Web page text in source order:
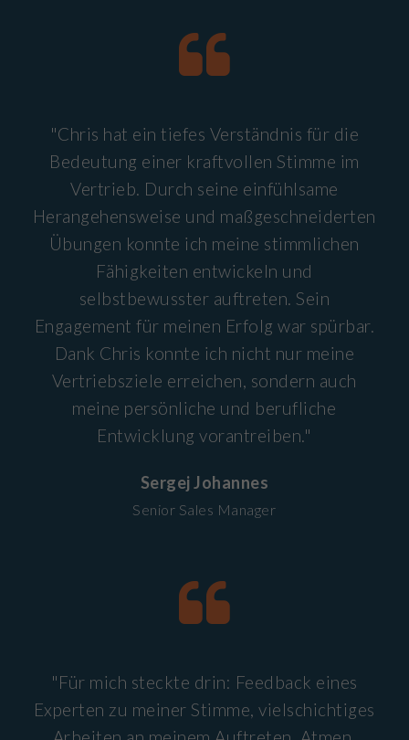
"Chris hat ein tiefes Verständnis für die
Bedeutung einer kraftvollen Stimme im
Vertrieb. Durch seine einfühlsame
Herangehensweise und maßgeschneiderten
Übungen konnte ich meine stimmlichen
Fähigkeiten entwickeln und
selbstbewusster auftreten. Sein
Engagement für meinen Erfolg war spürbar.
Dank Chris konnte ich nicht nur meine
Vertriebsziele erreichen, sondern auch
meine persönliche und berufliche
Entwicklung vorantreiben."
Sergej Johannes
Senior Sales Manager
"Für mich steckte drin: Feedback eines
Experten zu meiner Stimme, vielschichtiges